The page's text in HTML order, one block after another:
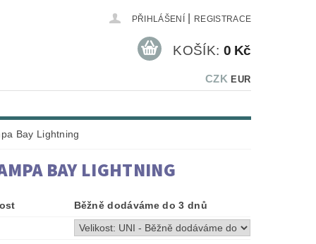
PŘIHLÁŠENÍ REGISTRACE
CZK EUR
KOŠÍK: 0 Kč
Bay Lightning
BAY LIGHTNING
Běžně dodáváme do 3 dnů